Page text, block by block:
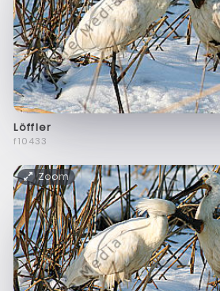
Löffler
f10433
Zoom